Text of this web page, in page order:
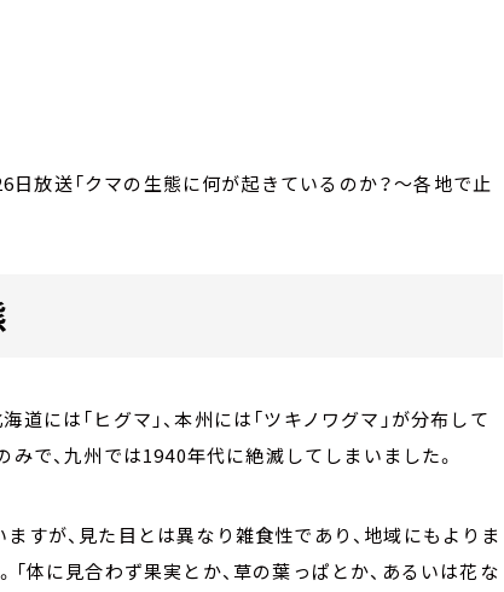
日放送「クマの生態に何が起きているのか？～各地で止
には「ヒグマ」、本州には「ツキノワグマ」が分布して
で、九州では1940年代に絶滅してしまいました。
すが、見た目とは異なり雑食性であり、地域にもよりま
体に見合わず果実とか、草の葉っぱとか、あるいは花な